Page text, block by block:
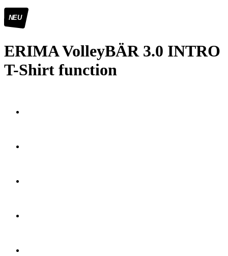
NEU
ERIMA VolleyBÄR 3.0 INTRO
T-Shirt function